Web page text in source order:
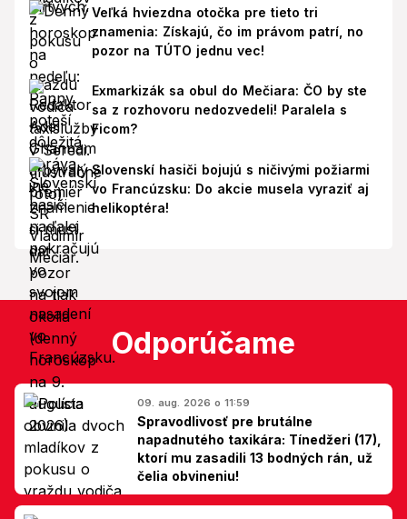
Veľká hviezdna otočka pre tieto tri
znamenia: Získajú, čo im právom patrí, no
pozor na TÚTO jednu vec!
Exmarkizák sa obul do Mečiara: ČO by ste
sa z rozhovoru nedozvedeli! Paralela s
Ficom?
Slovenskí hasiči bojujú s ničivými požiarmi
vo Francúzsku: Do akcie musela vyraziť aj
helikoptéra!
Odporúčame
09. aug. 2026 o 11:59
Spravodlivosť pre brutálne
napadnutého taxikára: Tínedžeri (17),
ktorí mu zasadili 13 bodných rán, už
čelia obvineniu!